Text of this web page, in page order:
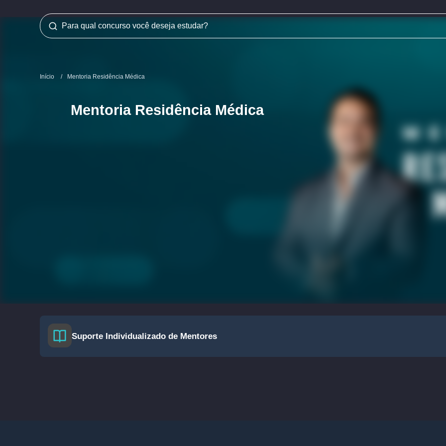
Início / Mentoria Residência Médica
Mentoria Residência Médica
Suporte Individualizado de Mentores